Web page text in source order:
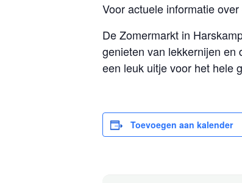
Voor actuele informatie
De Zomermarkt in
genieten van lekkernijen en
een leuk uitje voor het hele
Toevoegen aan kalender